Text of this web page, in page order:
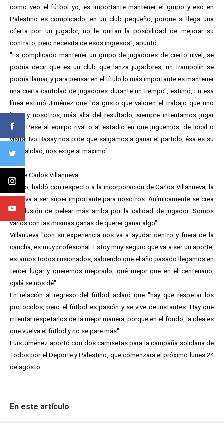
como veo el fútbol yo, es importante mantener el grupo y eso en
Palestino es complicado, en un club pequeño, porque si llega una
oferta por un jugador, no le quitan la posibilidad de mejorar su
contrato, pero necesita de esos ingresos", apuntó.
"Es complicado mantener un grupo de jugadores de cierto nivel, se
podría decir que es un club que lanza jugadores, un trampolín se
podría llamar, y para pensar en el título lo más importante es mantener
una cierta cantidad de jugadores durante un tiempo", estimó, En esa
línea estimó Jiménez que "da gusto que valoren el trabajo que uno
hace y nosotros, más allá del resultado, siempre intentamos jugar
bien. Pese al equipo rival o al estadio en que juguemos, de local o
visita, Ivo Basay nos pide que salgamos a ganar el partido, ésa es su
mentalidad, nos exige al máximo".
Sobre Carlos Villanueva
Luego, habló con respecto a la incorporación de Carlos Villanueva, la
que "va a ser súper importante para nosotros. Anímicamente se crea
una ilusión de pelear más arriba por la calidad de jugador. Somos
varios con las mismas ganas de querer ganar algo".
Villanueva "con su experiencia nos va a ayudar dentro y fuera de la
cancha, es muy profesional. Estoy muy seguro que va a ser un aporte,
estamos todos ilusionados, sabiendo que el año pasado llegamos en
tercer lugar y queremos mejorarlo, qué mejor que en el centenario,
ojalá se nos dé".
En relación al regreso del fútbol aclaró que "hay que respetar los
protocolos, pero el fútbol es pasión y se vive de instantes. Hay que
intentar respetarlos de la mejor manera, porque en el fondo, la idea es
que vuelva el fútbol y no se pare más".
Luis Jiménez aportó con dos camisetas para la campaña solidaria de
Todos por el Deporte y Palestino, que comenzará el próximo lunes 24
de agosto.
En este artículo